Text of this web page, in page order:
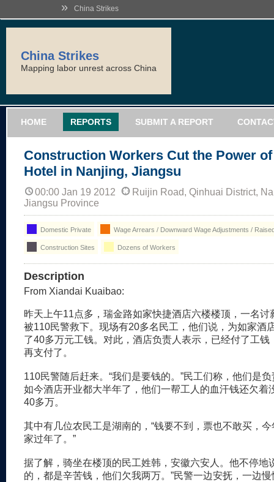
» China Strikes
China Strikes
Mapping labor unrest across China
HOME REPORTS SUBMIT A REPORT
Construction Workers Cut the Power
Hotel in Nanjing, Jiangsu
00:00 Jan 19 2012
Ruijin Road, Qinhuai District,
Jiangsu Province
Domestic Private Wage Arrears / Downward Wage Adjustments /
Construction Sites Dozens of Workers
Description
From Xiandai Kuaibao:
昨天上午11点多，瑞金路如家快捷酒店六楼楼顶，一名讨
被110民警救下。现场有20多名民工，他们说，为如家酒
了40多万元工钱。对此，酒店负责人表示，已经付了工钱
再支付了。
110民警随后赶来。“我们是要钱的。”民工们称，他们是
如今酒店开业都大半年了，他们一帮工人的血汗钱还欠着
40多万。
其中有几位农民工是湖南的，“钱要不到，票也不敢买，
家过年了。”
据了解，骑坐在楼顶的民工姓韩，安徽六安人。他不停地
的，都是辛苦钱，他们欠我两万。”民警一边安抚，一边